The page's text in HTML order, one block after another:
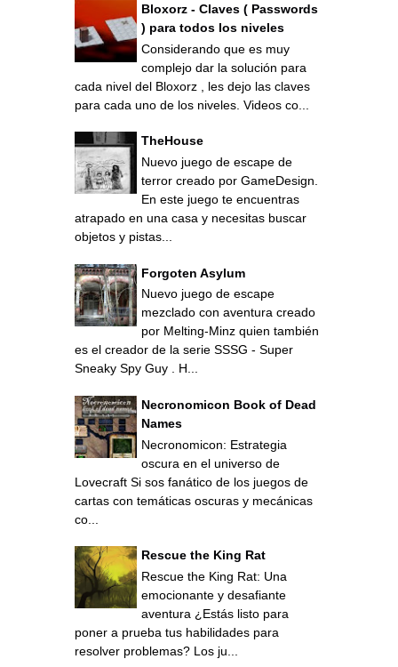
Bloxorz - Claves ( Passwords
) para todos los niveles
Considerando que es muy
complejo dar la solución para
cada nivel del Bloxorz , les dejo las claves
para cada uno de los niveles. Videos co...
TheHouse
Nuevo juego de escape de
terror creado por GameDesign.
En este juego te encuentras
atrapado en una casa y necesitas buscar
objetos y pistas...
Forgoten Asylum
Nuevo juego de escape
mezclado con aventura creado
por Melting-Minz quien también
es el creador de la serie SSSG - Super
Sneaky Spy Guy . H...
Necronomicon Book of Dead
Names
Necronomicon: Estrategia
oscura en el universo de
Lovecraft Si sos fanático de los juegos de
cartas con temáticas oscuras y mecánicas
co...
Rescue the King Rat
Rescue the King Rat: Una
emocionante y desafiante
aventura ¿Estás listo para
poner a prueba tus habilidades para
resolver problemas? Los ju...